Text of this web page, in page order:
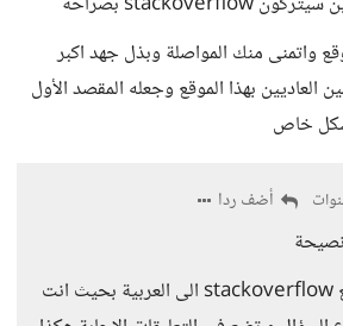
واتمنى منك المواصلة وبذل جهد اكبر
العاديين بهذا الموقع وجعله المقصد الأول
خاص
أضف ردا
ترجم اسئلة موقع stackoverflow الى العربية بحيث انت